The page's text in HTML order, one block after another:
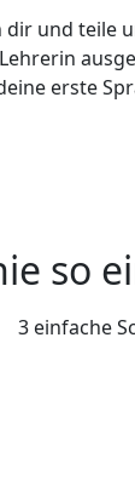
und teile
erste
so
3 einfache